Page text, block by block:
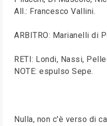
All.: Francesco Vallini.
ARBITRO: Marianelli di
RETI: Londi, Nassi,
NOTE: espulso Sepe.
Nulla, non c'è verso di